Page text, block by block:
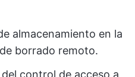
almacenamiento en la
borrado remoto.
control de acceso a